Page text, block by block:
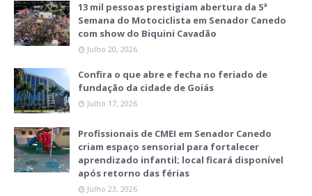
13 mil pessoas prestigiam abertura da 5ª
Semana do Motociclista em Senador Canedo
com show do Biquini Cavadão
Julho 20, 2026
Confira o que abre e fecha no feriado de
fundação da cidade de Goiás
Julho 17, 2026
Profissionais de CMEI em Senador Canedo
criam espaço sensorial para fortalecer
aprendizado infantil; local ficará disponível
após retorno das férias
Julho 23, 2026